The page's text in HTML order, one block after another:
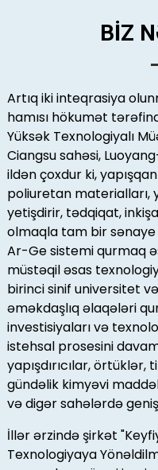
BİZ
Artıq iki inteqrasiya
hamısı hökumət
Yüksək Texnologiyalı
Ciangsu sahəsi,
ildən çoxdur ki,
poliuretan materialları,
yetişdirir, tədqiqat,
olmaqla tam bir sənaye
Ar-Ge sistemi qurmaq
müstəqil əsas
birinci sinif universitet
əməkdaşlıq əlaqələri
investisiyaları və
istehsal prosesini
yapışdırıcılar,
gündəlik kimyəvi
və digər sahələrdə
İllər ərzində şirkət
Texnologiyaya